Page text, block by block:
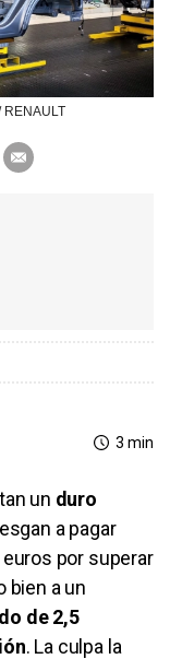
RENAULT
3 min
un duro
a pagar
euros por superar
bien a un
de 2,5
. La culpa la